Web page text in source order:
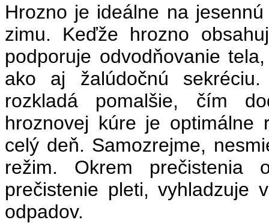
Hrozno je ideálne na
zimu. Keďže hrozno
podporuje odvodňovanie
ako aj žalúdočnú
rozkladá pomalšie, čím
hroznovej kúre je
celý deň. Samozrejme,
režim. Okrem
prečistenie pleti, vyhladzuje
odpadov.